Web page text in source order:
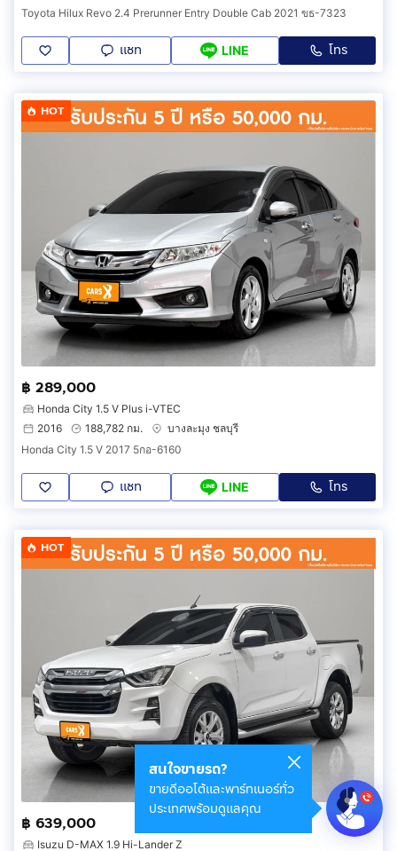
Toyota Hilux Revo 2.4 Prerunner Entry Double Cab 2021 ขธ-7323
แชท LINE โทร
HOT
฿ 289,000
Honda City 1.5 V Plus i-VTEC
2016
188,782 กม.
บางละมุง ชลบุรี
Honda City 1.5 V 2017 5กอ-6160
แชท LINE โทร
HOT
฿ 639,000
Isuzu D-MAX 1.9 Hi-Lander Z
สนใจขายรถ?
ขายดีออโต้และพาร์ทเนอร์ทั่ว
ประเทศพร้อมดูแลคุณ